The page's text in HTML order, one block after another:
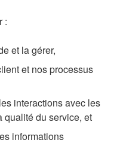
:
et la gérer,
et nos processus
interactions avec les
qualité du service, et
informations